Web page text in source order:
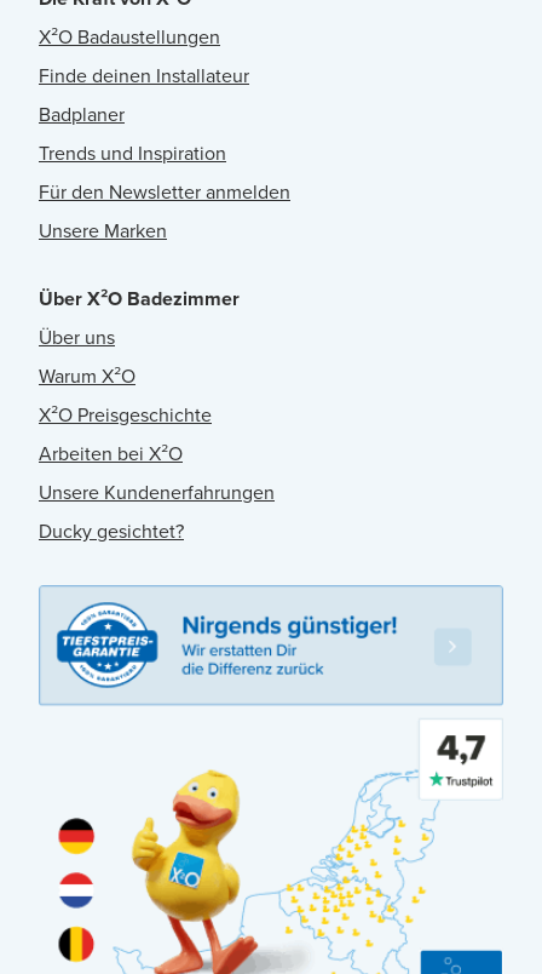
X²O Badaustellungen
Finde deinen Installateur
Badplaner
Trends und Inspiration
Für den Newsletter anmelden
Unsere Marken
Über X²O Badezimmer
Über uns
Warum X²O
X²O Preisgeschichte
Arbeiten bei X²O
Unsere Kundenerfahrungen
Ducky gesichtet?